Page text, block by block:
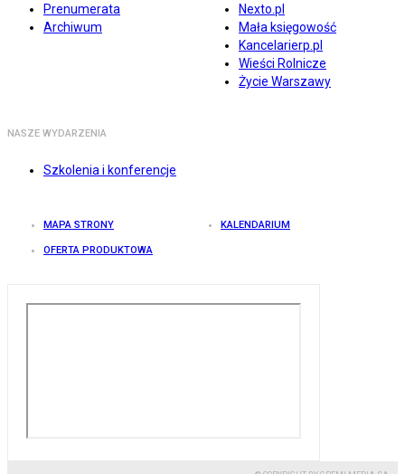
Prenumerata
Archiwum
Nexto.pl
Mała księgowość
Kancelarierp.pl
Wieści Rolnicze
Życie Warszawy
NASZE WYDARZENIA
Szkolenia i konferencje
MAPA STRONY KALENDARIUM
OFERTA PRODUKTOWA